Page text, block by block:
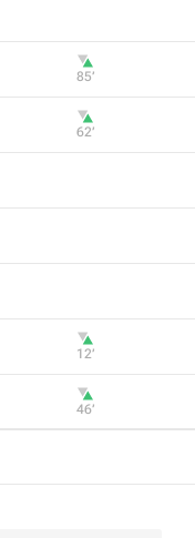
85‎’‎
62‎’‎
12‎’‎
46‎’‎